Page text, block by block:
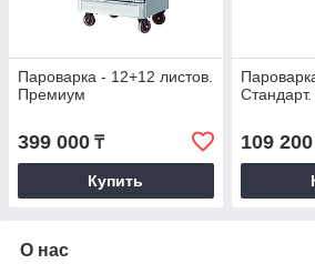
Пароварка - 12+12 листов.
Премиум
399 000 ₸
Купить
109 200
О нас